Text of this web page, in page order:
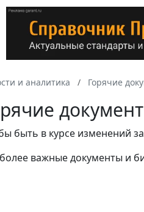
и аналитика Горячие
быть в курсе изменений
важные документы и